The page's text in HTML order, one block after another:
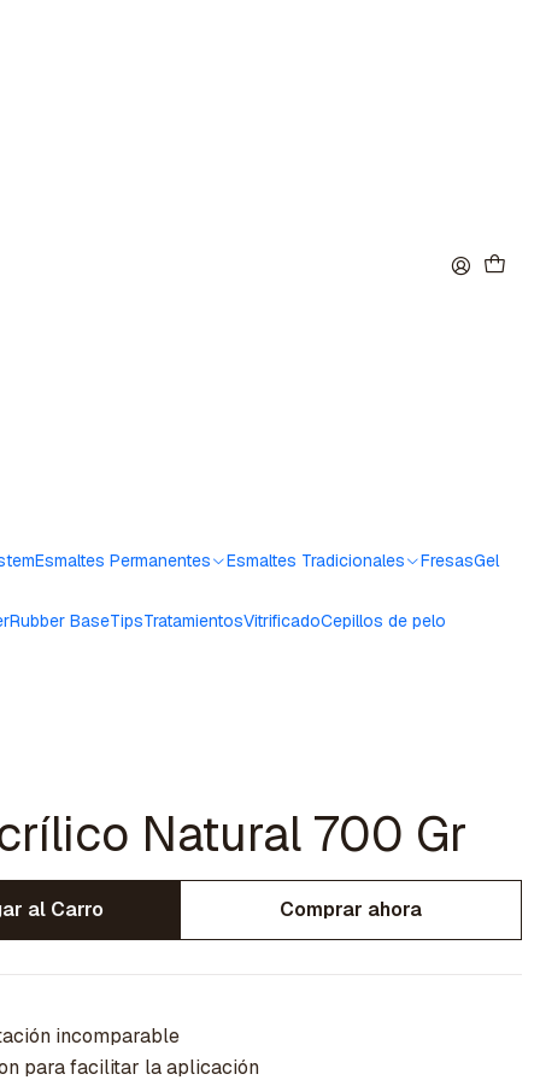
Esmaltes Permanentes Esmaltes Tradicionales FresasGel
Rubber BaseTipsTratamientosVitrificadoCepillos de pelo
Natural 700 Gr
al Carro Comprar ahora
incomparable
para facilitar la aplicación